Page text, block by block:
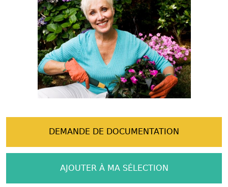
DEMANDE DE DOCUMENTATION
AJOUTER À MA SÉLECTION